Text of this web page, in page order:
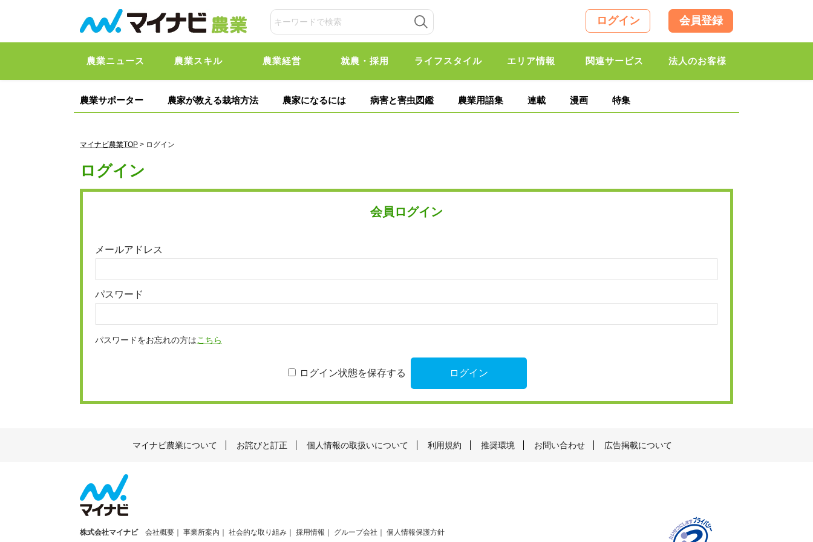
ログイン 会員登録
農業ニュース 農業スキル 農業経営 就農・採用 ライフスタイル エリア情報 関連サービス 法人のお客様
農業サポーター 農家が教える栽培方法 農家になるには 病害と害虫図鑑 農業用語集 連載 漫画 特集
マイナビ農業TOP > ログイン
ログイン
会員ログイン
メールアドレス
パスワード
パスワードをお忘れの方はこちら
ログイン状態を保存する
マイナビ農業について お詫びと訂正 個人情報の取扱いについて 利用規約 推奨環境 お問い合わせ 広告掲載について
株式会社マイナビ 会社概要 事業所案内 社会的な取り組み 採用情報 グループ会社 個人情報保護方針